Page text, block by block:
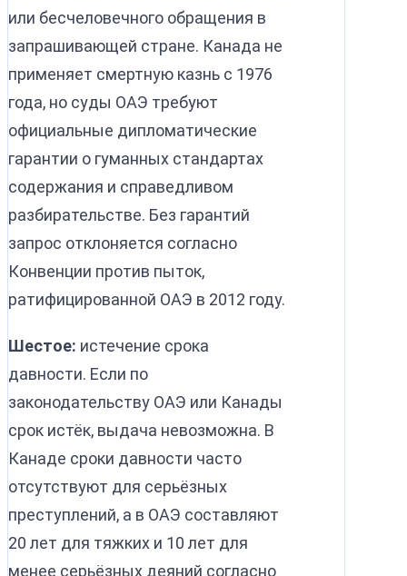
или бесчеловечного обращения в
запрашивающей стране. Канада не
применяет смертную казнь с 1976
года, но суды ОАЭ требуют
официальные дипломатические
гарантии о гуманных стандартах
содержания и справедливом
разбирательстве. Без гарантий
запрос отклоняется согласно
Конвенции против пыток,
ратифицированной ОАЭ в 2012 году.
Шестое: истечение срока
давности. Если по
законодательству ОАЭ или Канады
срок истёк, выдача невозможна. В
Канаде сроки давности часто
отсутствуют для серьёзных
преступлений, а в ОАЭ составляют
20 лет для тяжких и 10 лет для
менее серьёзных деяний согласно